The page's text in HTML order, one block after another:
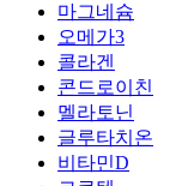
마그네슘
오메가3
콜라겐
콘드로이친
멜라토닌
글루타치온
비타민D